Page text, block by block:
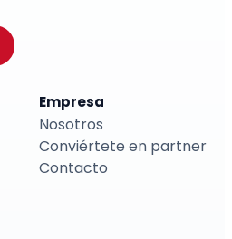
Empresa
Nosotros
Conviértete en partner
Contacto